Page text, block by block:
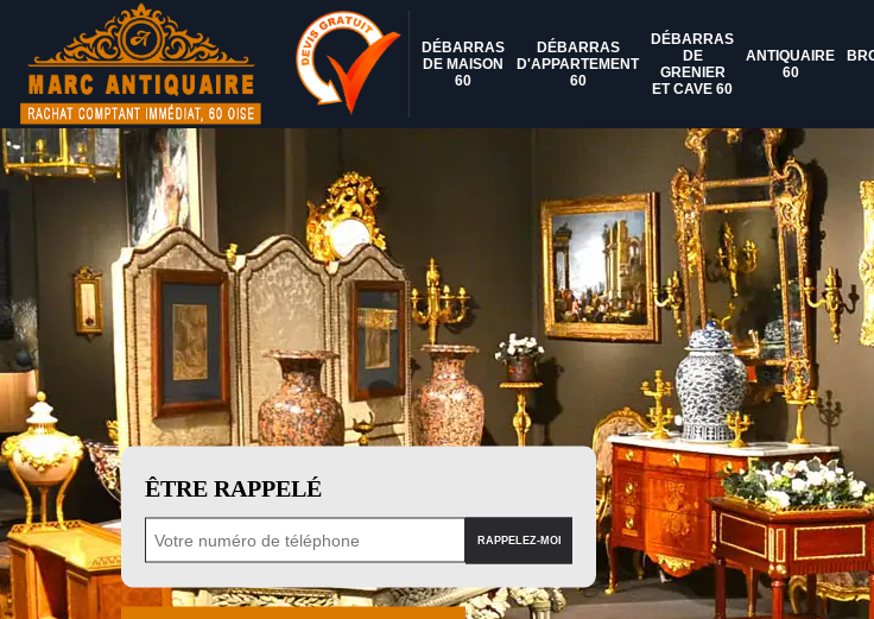
DÉBARRAS
DE MAISON
60
DÉBARRAS
D'APPARTEMENT
60
DÉBARRAS
DE
GRENIER
ET CAVE 60
ANTIQUAIRE
60
ÊTRE RAPPELÉ